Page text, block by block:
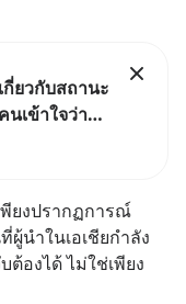
ยวกับสถานะ
เข้าใจว่า
ะแม่ ก็ย่อม
หนดไว้แบบ
ยงปรากฏการณ์
นำในเอเชียกำลัง
องได้ ไม่ใช่เพียง